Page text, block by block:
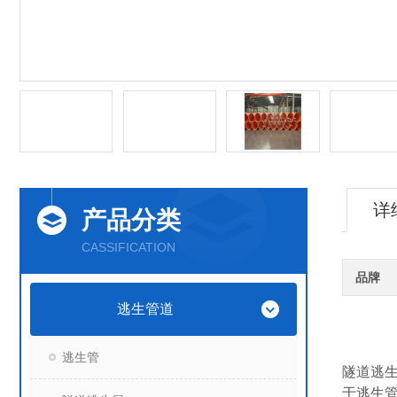
详
品牌
隧道逃
于逃生
产品分类
CASSIFICATION
逃生管道
逃生管